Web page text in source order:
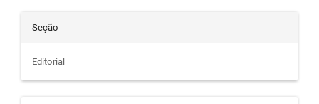
Seção
Editorial